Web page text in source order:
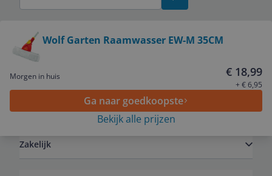
Wolf Garten Raamwasser EW-M 35CM
Morgen in huis € 18,99
+ € 6,95
Ga naar goedkoopste
Bekijk alle prijzen
Service
Zakelijk